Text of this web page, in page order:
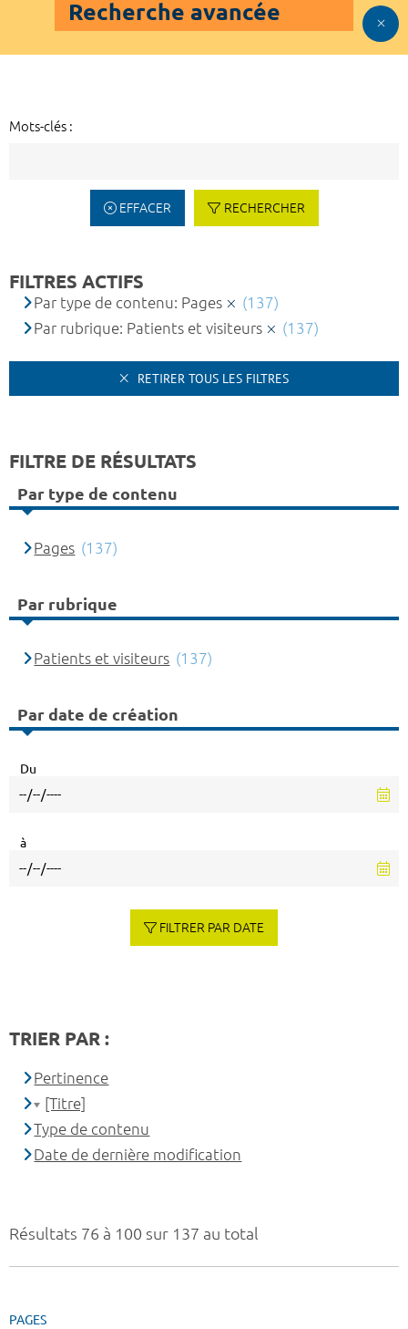
Recherche avancée
Mots-clés :
EFFACER RECHERCHER
Résultats 76 à 100 sur 137 au total
PAGES
FILTRES ACTIFS
Par type de contenu: Pages
(137)
Par rubrique: Patients et visiteurs
(137)
RETIRER TOUS LES FILTRES
FILTRE DE RÉSULTATS
Par type de contenu
Pages (137)
Par rubrique
Patients et visiteurs (137)
Par date de création
Du
à
FILTRER PAR DATE
TRIER PAR :
Pertinence
[Titre]
Type de contenu
Date de dernière modification